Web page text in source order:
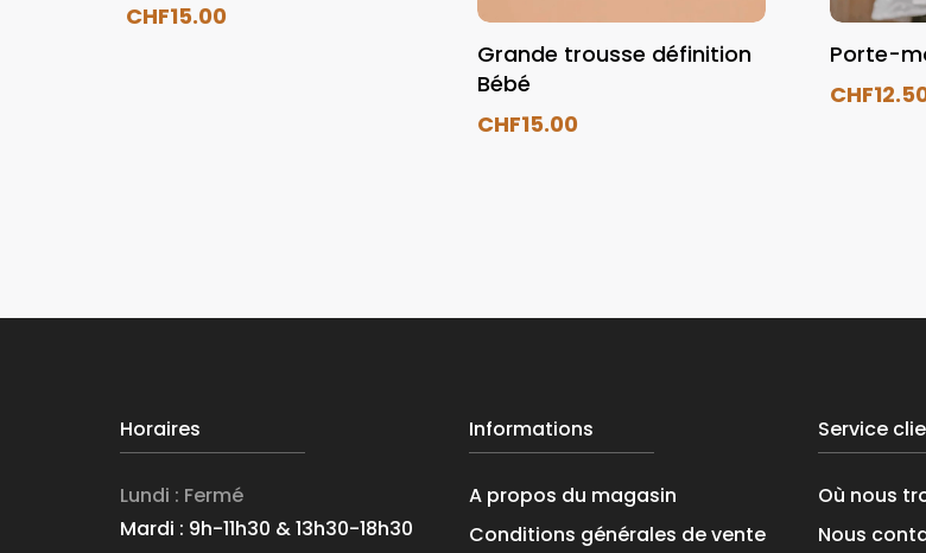
CHF15.00
Grande trousse définition
Bébé
CHF15.00
Porte-
CHF
Horaires
Lundi : Fermé
Mardi : 9h-11h30 & 13h30-18h30
Informations
A propos du magasin
Conditions générales de vente
Service
Où nous
Nous